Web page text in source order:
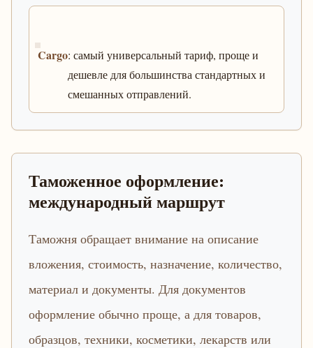
Cargo: самый универсальный тариф, проще и
дешевле для большинства стандартных и
смешанных отправлений.
Таможенное оформление:
международный маршрут
Таможня обращает внимание на описание
вложения, стоимость, назначение, количество,
материал и документы. Для документов
оформление обычно проще, а для товаров,
образцов, техники, косметики, лекарств или